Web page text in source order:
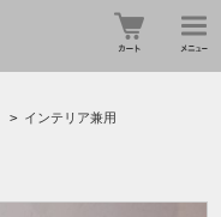
> インテリア兼用